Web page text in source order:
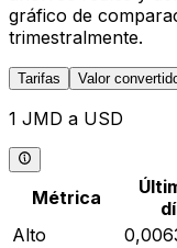
gráfico de
trimestralmente.
Tarifas Valor
1 JMD a USD
Métrica
Alto